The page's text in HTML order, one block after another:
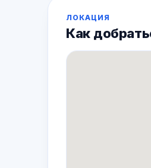
ЛОКАЦИЯ
Как